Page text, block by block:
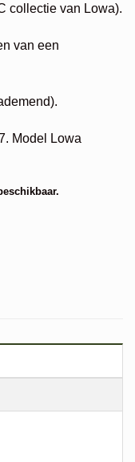
collectie van Lowa).
van een
Model Lowa